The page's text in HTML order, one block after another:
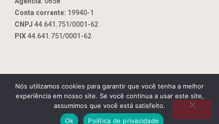
Conta corrente: 19940-1
CNPJ 44.641.751/0001-62
PIX44.641.751/0001-62
By Jundiai.tec.br
Nós utilizamos cookies para garantir que você tenha a melhor
experiência em nosso site. Se você continua a usar este site,
assumimos que você está satisfeito.
Ok
Política de privacidade